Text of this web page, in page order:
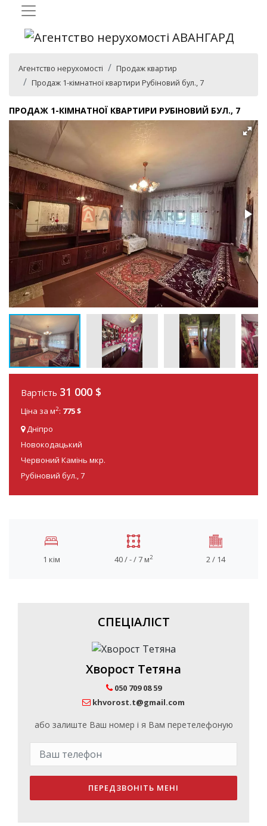
Агентство нерухомості
Продаж квартир
Продаж 1-кімнатної квартири Рубіновий бул., 7
ПРОДАЖ 1-КІМНАТНОЇ КВАРТИРИ РУБІНОВИЙ БУЛ., 7
Вартість 31 000 $
Ціна за м2: 775 $
Дніпро
Новокодацький
Червоний Камінь мкр.
Рубіновий бул., 7
1 кім 40 / - / 7 м2 2 / 14
СПЕЦІАЛІСТ
Хворост Тетяна
050 709 08 59
khvorost.t@gmail.com
або залиште Ваш номер і я Вам перетелефоную
ПЕРЕДЗВОНІТЬ МЕНІ